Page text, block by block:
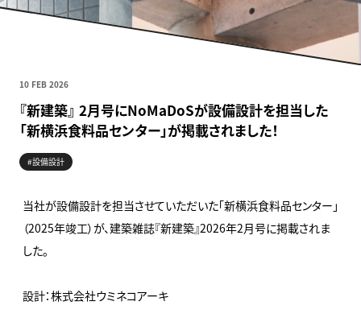
10 FEB 2026
『新建築』 2月号にNoMaDoSが設備設計を担当した
「新横浜食料品センター」が掲載されました！
#設備設計
当社が設備設計を担当させていただいた「新横浜食料品センター」
（2025年竣工）が、建築雑誌『新建築』2026年2月号に掲載されま
した。
設計：株式会社ウミネコアーキ